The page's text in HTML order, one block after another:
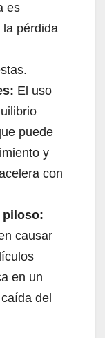
es
la pérdida
El uso
puede
y
con
piloso:
causar
en un
del